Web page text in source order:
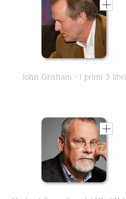
John Grisham - i primi 3 libri